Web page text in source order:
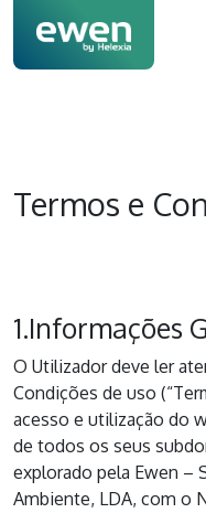
Termos e
1.Informações
O Utilizador deve ler
Condições de uso
acesso e utilização do
de todos os seus
explorado pela Ewen –
Ambiente, LDA, com o